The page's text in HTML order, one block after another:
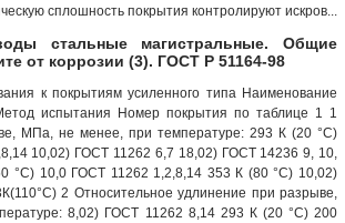
сплошность покрытия контролируют искров...
стальные магистральные. Общие
от коррозии (3). ГОСТ Р 51164-98
к покрытиям усиленного типа Наименование
испытания Номер покрытия по таблице 1 1
МПа, не менее, при температуре: 293 К (20 °С)
10,02) ГОСТ 11262 6,7 18,02) ГОСТ 14236 9, 10,
°С) 10,0 ГОСТ 11262 1,2,8,14 353 К (80 °С) 10,02)
2 Относительное удлинение при разрыве,
8,02) ГОСТ 11262 8,14 293 К (20 °С) 200